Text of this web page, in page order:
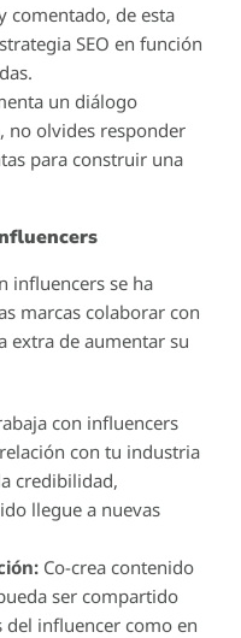
comentado, de esta
SEO en función
un diálogo
no olvides responder
para construir una
influencers se ha
marcas colaborar con
extra de aumentar su
con influencers
con tu industria
credibilidad,
llegue a nuevas
Co-crea contenido
ser compartido
del influencer como en